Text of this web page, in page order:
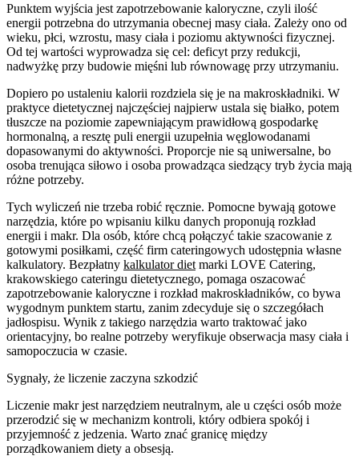
Punktem wyjścia jest zapotrzebowanie kaloryczne, czyli ilość
energii potrzebna do utrzymania obecnej masy ciała. Zależy ono od
wieku, płci, wzrostu, masy ciała i poziomu aktywności fizycznej.
Od tej wartości wyprowadza się cel: deficyt przy redukcji,
nadwyżkę przy budowie mięśni lub równowagę przy utrzymaniu.
Dopiero po ustaleniu kalorii rozdziela się je na makroskładniki. W
praktyce dietetycznej najczęściej najpierw ustala się białko, potem
tłuszcze na poziomie zapewniającym prawidłową gospodarkę
hormonalną, a resztę puli energii uzupełnia węglowodanami
dopasowanymi do aktywności. Proporcje nie są uniwersalne, bo
osoba trenująca siłowo i osoba prowadząca siedzący tryb życia mają
różne potrzeby.
Tych wyliczeń nie trzeba robić ręcznie. Pomocne bywają gotowe
narzędzia, które po wpisaniu kilku danych proponują rozkład
energii i makr. Dla osób, które chcą połączyć takie szacowanie z
gotowymi posiłkami, część firm cateringowych udostępnia własne
kalkulatory. Bezpłatny kalkulator diet marki LOVE Catering,
krakowskiego cateringu dietetycznego, pomaga oszacować
zapotrzebowanie kaloryczne i rozkład makroskładników, co bywa
wygodnym punktem startu, zanim zdecyduje się o szczegółach
jadłospisu. Wynik z takiego narzędzia warto traktować jako
orientacyjny, bo realne potrzeby weryfikuje obserwacja masy ciała i
samopoczucia w czasie.
Sygnały, że liczenie zaczyna szkodzić
Liczenie makr jest narzędziem neutralnym, ale u części osób może
przerodzić się w mechanizm kontroli, który odbiera spokój i
przyjemność z jedzenia. Warto znać granicę między
porządkowaniem diety a obsesją.